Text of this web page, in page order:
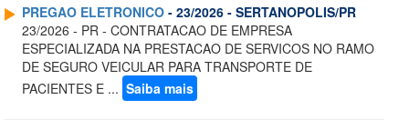
PREGAO ELETRONICO - 23/2026 - SERTANOPOLIS/PR
23/2026 - PR - CONTRATACAO DE EMPRESA
ESPECIALIZADA NA PRESTACAO DE SERVICOS NO RAMO
DE SEGURO VEICULAR PARA TRANSPORTE DE
PACIENTES E ... Saiba mais